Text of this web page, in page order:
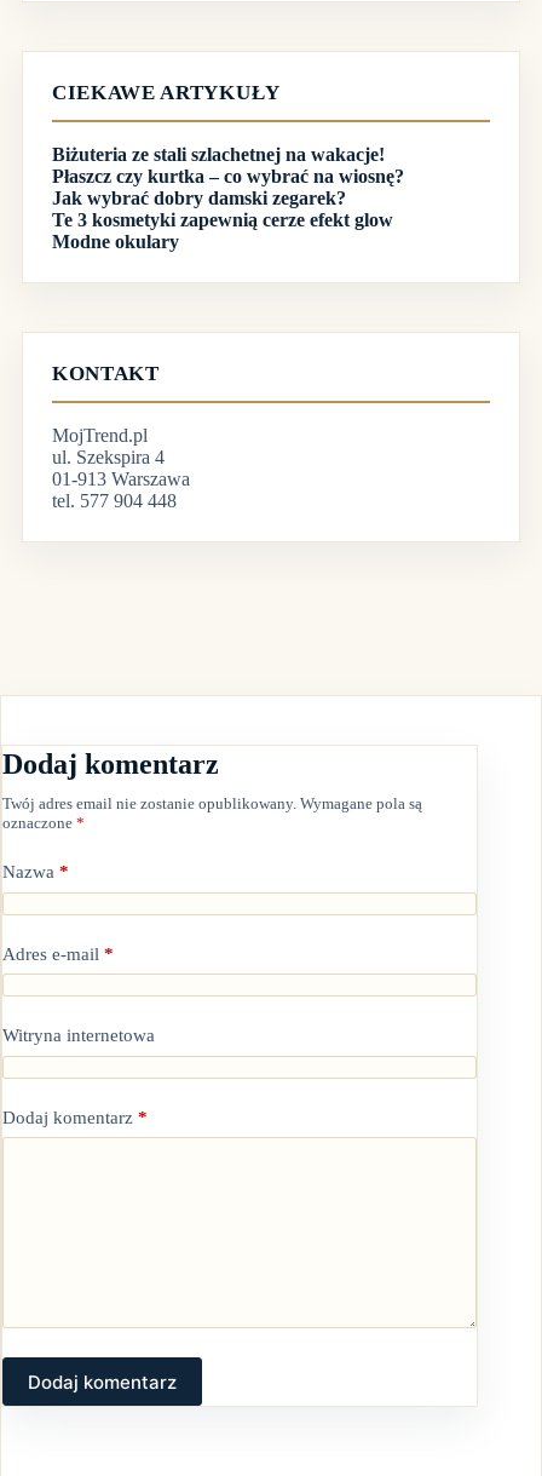
CIEKAWE ARTYKUŁY
Biżuteria ze stali szlachetnej na wakacje!
Płaszcz czy kurtka – co wybrać na wiosnę?
Jak wybrać dobry damski zegarek?
Te 3 kosmetyki zapewnią cerze efekt glow
Modne okulary
KONTAKT
MojTrend.pl
ul. Szekspira 4
01-913 Warszawa
tel. 577 904 448
Dodaj komentarz
Twój adres email nie zostanie opublikowany. Wymagane pola są
oznaczone *
Nazwa *
Adres e-mail *
Witryna internetowa
Dodaj komentarz *
Dodaj komentarz